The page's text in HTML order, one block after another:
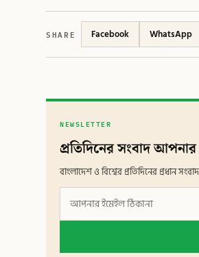
SHARE Facebook WhatsApp
NEWSLETTER
প্রতিদিনের সংবাদ
বাংলাদেশ ও বিশ্বের প্রতিদিনের প্রধান